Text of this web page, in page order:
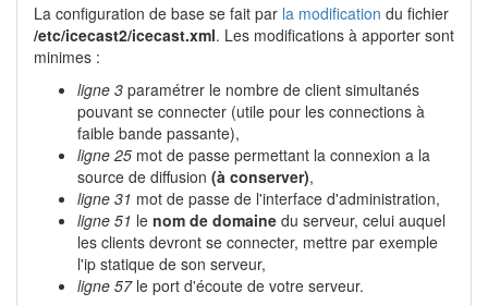
La configuration de base se fait par la modification du fichier
/etc/icecast2/icecast.xml. Les modifications à apporter sont
minimes :
ligne 3 paramétrer le nombre de client simultanés
pouvant se connecter (utile pour les connections à
faible bande passante),
ligne 25 mot de passe permettant la connexion a la
source de diffusion (à conserver),
ligne 31 mot de passe de l'interface d'administration,
ligne 51 le nom de domaine du serveur, celui auquel
les clients devront se connecter, mettre par exemple
l'ip statique de son serveur,
ligne 57le port d'écoute de votre serveur.